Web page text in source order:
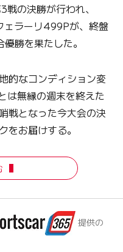
の決勝が行われ、
ェラーリ499Pが、終盤
勝を果たした。
的なコンディション変
は無縁の週末を終えた
戦となった今大会の決
をお届けする。
提供の